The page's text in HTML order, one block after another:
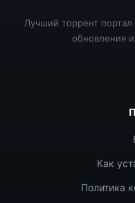
Лучший торрент
обновления
Как
Политика